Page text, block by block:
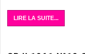
LIRE LA SUITE...